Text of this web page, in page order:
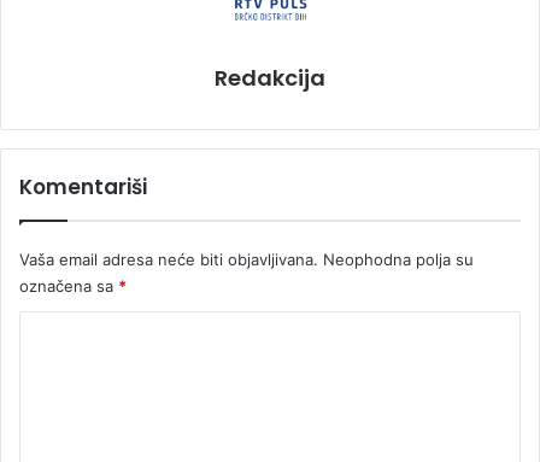
Redakcija
Komentariši
Vaša email adresa neće biti objavljivana. Neophodna polja su
označena sa *